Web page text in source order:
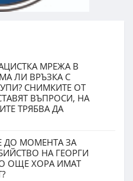
МРЕЖА В
ЛИ ВРЪЗКА С
СНИМКИТЕ ОТ
ВЪПРОСИ, НА
ТРЯБВА ДА
ДО МОМЕНТА ЗА
НА ГЕОРГИ
ОЩЕ ХОРА ИМАТ